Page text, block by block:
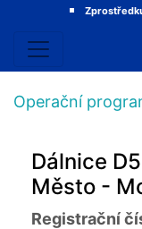
Operační
Dálnice
Město -
Registrační